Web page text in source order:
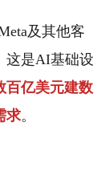
及其他客
这是AI基础设
百亿美元建数
求。